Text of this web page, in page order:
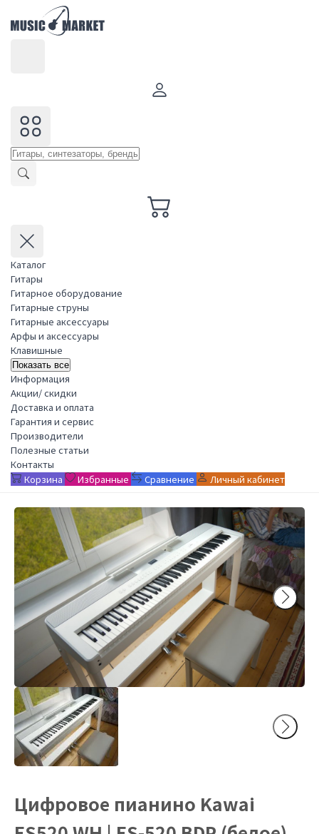
Каталог
Гитары
Гитарное оборудование
Гитарные струны
Гитарные аксессуары
Арфы и аксессуары
Клавишные
Показать все
Информация
Акции/ скидки
Доставка и оплата
Гарантия и сервис
Производители
Полезные статьи
Контакты
Корзина
Избранные Сравнение Личный кабинет
Цифровое пианино Kawai